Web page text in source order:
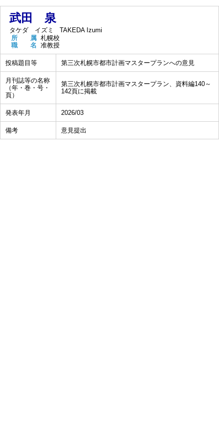
武田 泉
タケダ イズミ
TAKEDA Izumi
所 属 札幌校
職 名 准教授
投稿題目等 第三次札幌市都市計画マスタープランへの意見
月刊誌等の名称
（年・巻・号・
頁）
第三次札幌市都市計画マスタープラン、資料編140～
142頁に掲載
発表年月 2026/03
備考 意見提出